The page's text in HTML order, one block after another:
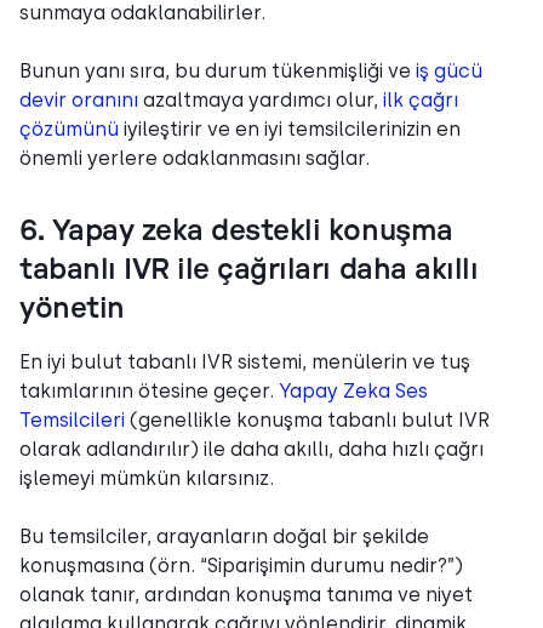
sunmaya odaklanabilirler.
Bunun yanı sıra, bu durum tükenmişliği ve iş gücü
devir oranını azaltmaya yardımcı olur, ilk çağrı
çözümünü iyileştirir ve en iyi temsilcilerinizin en
önemli yerlere odaklanmasını sağlar.
6. Yapay zeka destekli konuşma
tabanlı IVR ile çağrıları daha akıllı
yönetin
En iyi bulut tabanlı IVR sistemi, menülerin ve tuş
takımlarının ötesine geçer. Yapay Zeka Ses
Temsilcileri (genellikle konuşma tabanlı bulut IVR
olarak adlandırılır) ile daha akıllı, daha hızlı çağrı
işlemeyi mümkün kılarsınız.
Bu temsilciler, arayanların doğal bir şekilde
konuşmasına (örn. “Siparişimin durumu nedir?”)
olanak tanır, ardından konuşma tanıma ve niyet